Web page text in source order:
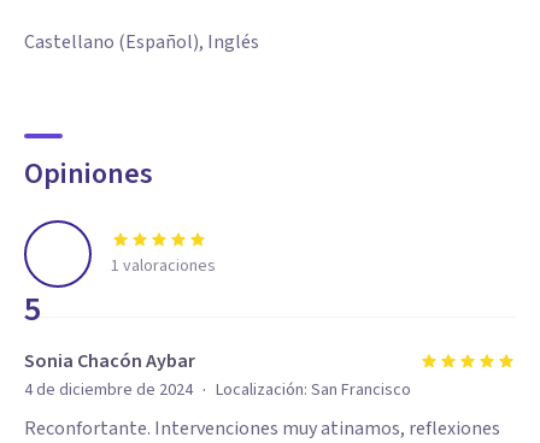
Castellano (Español), Inglés
Opiniones
5
1 valoraciones
Sonia Chacón Aybar
4 de diciembre de 2024 · Localización: San Francisco
Reconfortante. Intervenciones muy atinamos, reflexiones